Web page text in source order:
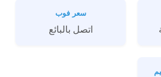
سعر فوب
اتصل بالبائع